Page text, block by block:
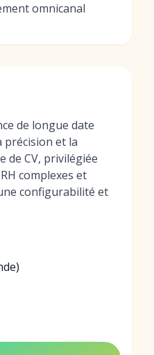
omnicanal
de longue date
et la
de CV, privilégiée
complexes et
configurabilité et